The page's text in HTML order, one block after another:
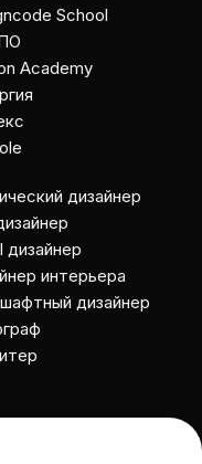
School
Academy
дизайнер
дизайнер
интерьера
дизайнер